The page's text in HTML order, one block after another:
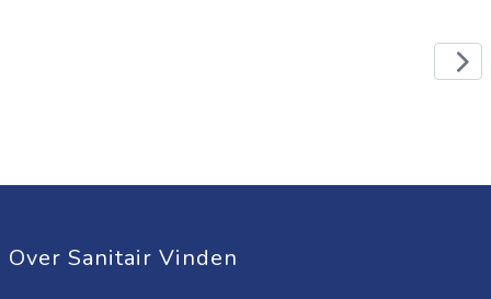
Over Sanitair Vinden